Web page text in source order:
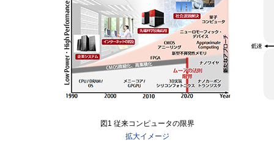
図1 従来コンピュータの限界
拡大イメージ